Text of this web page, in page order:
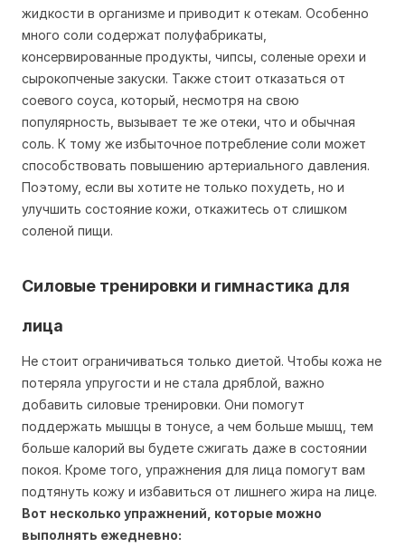
жидкости в организме и приводит к отекам. Особенно
много соли содержат полуфабрикаты,
консервированные продукты, чипсы, соленые орехи и
сырокопченые закуски. Также стоит отказаться от
соевого соуса, который, несмотря на свою
популярность, вызывает те же отеки, что и обычная
соль. К тому же избыточное потребление соли может
способствовать повышению артериального давления.
Поэтому, если вы хотите не только похудеть, но и
улучшить состояние кожи, откажитесь от слишком
соленой пищи.
Силовые тренировки и гимнастика для
лица
Не стоит ограничиваться только диетой. Чтобы кожа не
потеряла упругости и не стала дряблой, важно
добавить силовые тренировки. Они помогут
поддержать мышцы в тонусе, а чем больше мышц, тем
больше калорий вы будете сжигать даже в состоянии
покоя. Кроме того, упражнения для лица помогут вам
подтянуть кожу и избавиться от лишнего жира на лице.
Вот несколько упражнений, которые можно
выполнять ежедневно: